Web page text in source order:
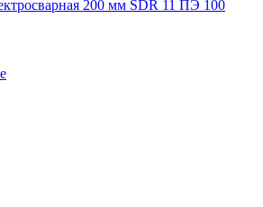
200 мм SDR 11 ПЭ 100